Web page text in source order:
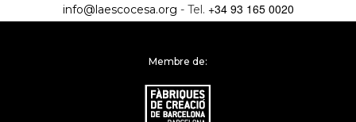
info@laescocesa.org - Tel. +34 93 165 0020
Membre de: